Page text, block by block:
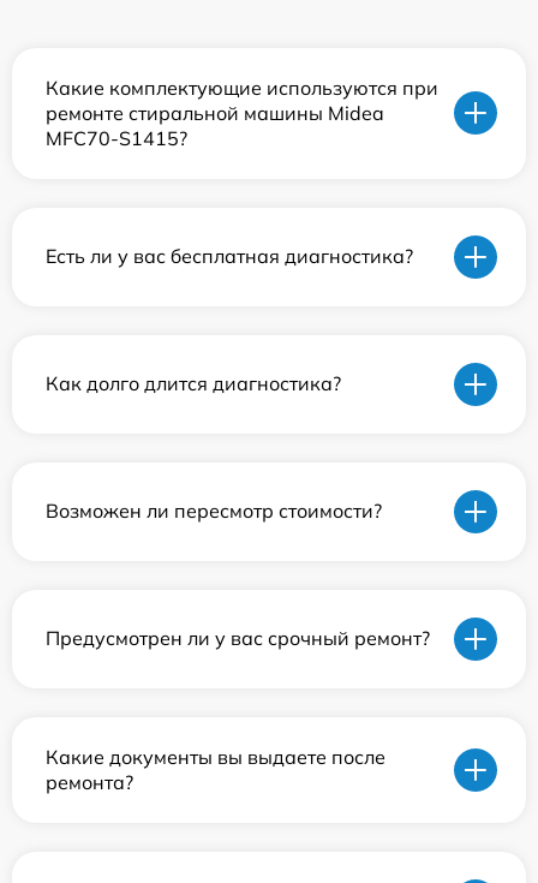
Какие комплектующие используются при
ремонте стиральной машины Midea
MFС70-S1415?
Есть ли у вас бесплатная диагностика?
Как долго длится диагностика?
Возможен ли пересмотр стоимости?
Предусмотрен ли у вас срочный ремонт?
Какие документы вы выдаете после
ремонта?